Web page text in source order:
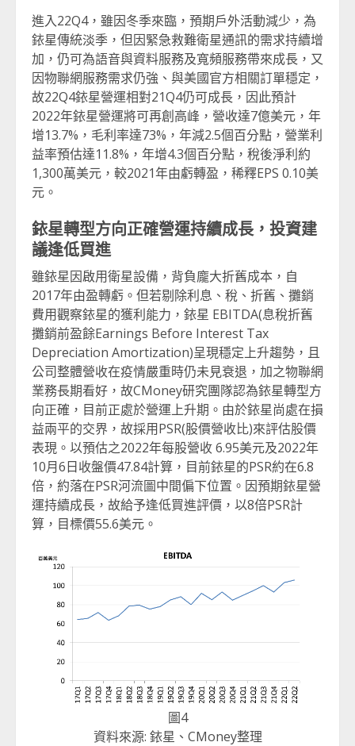
進入22Q4，雖因冬季來臨，預期戶外活動減少，為
銥星傳統淡季，但因緊急救難衛星通訊的需求持續增
加，仍可為語音與資料服務及寬頻服務帶來成長，又
因物聯網服務需求仍強、與美國官方相關訂單穩定，
故22Q4銥星營運相對21Q4仍可成長，因此預計
2022年銥星營運將可再創高峰，營收達7億美元，年
增13.7%，毛利率達73%，年減2.5個百分點，營業利
益率預估達11.8%，年增4.3個百分點，稅後淨利約
1,300萬美元，較2021年由虧轉盈，稀釋EPS 0.10美
元。
銥星轉型方向正確營運持續成長，投資建
議逢低買進
雖銥星因啟用衛星設備，背負龐大折舊成本，自
2017年由盈轉虧。但若剔除利息、稅、折舊、攤銷
費用觀察銥星的獲利能力，銥星 EBITDA(息稅折舊
攤銷前盈餘Earnings Before Interest Tax
Depreciation Amortization)呈現穩定上升趨勢，且
公司整體營收在疫情嚴重時仍未見衰退，加之物聯網
業務長期看好，故CMoney研究團隊認為銥星轉型方
向正確，目前正處於營運上升期。由於銥星尚處在損
益兩平的交界，故採用PSR(股價營收比)來評估股價
表現。以預估之2022年每股營收 6.95美元及2022年
10月6日收盤價47.84計算，目前銥星的PSR約在6.8
倍，約落在PSR河流圖中間偏下位置。因預期銥星營
運持續成長，故給予逢低買進評價，以8倍PSR計
算，目標價55.6美元。
圖4
資料來源: 銥星、CMoney整理